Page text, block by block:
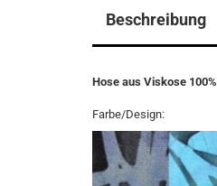
Beschreibung
Hose aus Viskose 100%
Farbe/Design: